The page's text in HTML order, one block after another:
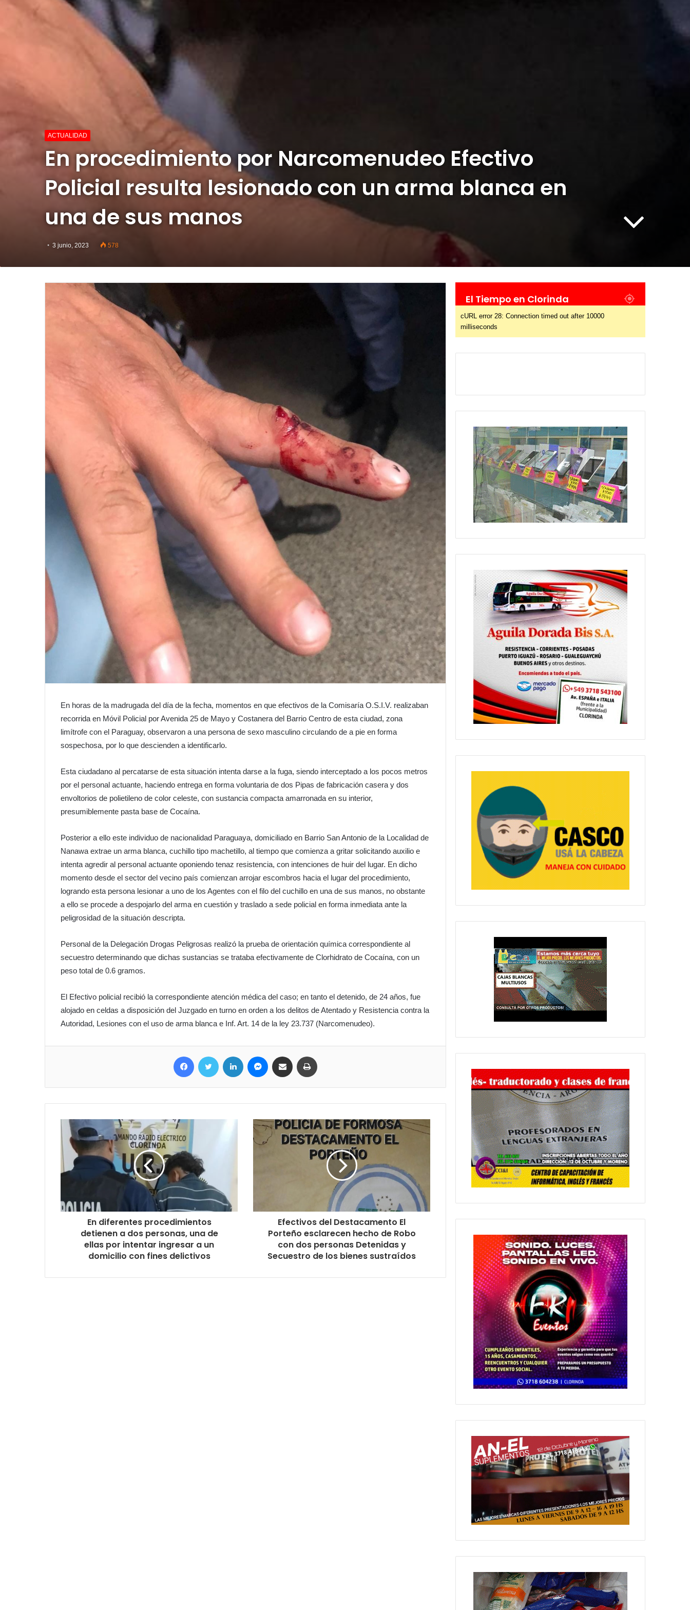
ACTUALIDAD
En procedimiento por Narcomenudeo Efectivo
Policial resulta lesionado con un arma blanca en
una de sus manos
3 junio, 2023 578
En horas de la madrugada del día de la fecha, momentos en que efectivos de la Comisaría O.S.I.V. realizaban
recorrida en Móvil Policial por Avenida 25 de Mayo y Costanera del Barrio Centro de esta ciudad, zona
limítrofe con el Paraguay, observaron a una persona de sexo masculino circulando de a pie en forma
sospechosa, por lo que descienden a identificarlo.
Esta ciudadano al percatarse de esta situación intenta darse a la fuga, siendo interceptado a los pocos metros
por el personal actuante, haciendo entrega en forma voluntaria de dos Pipas de fabricación casera y dos
envoltorios de polietileno de color celeste, con sustancia compacta amarronada en su interior,
presumiblemente pasta base de Cocaína.
Posterior a ello este individuo de nacionalidad Paraguaya, domiciliado en Barrio San Antonio de la Localidad de
Nanawa extrae un arma blanca, cuchillo tipo machetillo, al tiempo que comienza a gritar solicitando auxilio e
intenta agredir al personal actuante oponiendo tenaz resistencia, con intenciones de huir del lugar. En dicho
momento desde el sector del vecino país comienzan arrojar escombros hacia el lugar del procedimiento,
logrando esta persona lesionar a uno de los Agentes con el filo del cuchillo en una de sus manos, no obstante
a ello se procede a despojarlo del arma en cuestión y traslado a sede policial en forma inmediata ante la
peligrosidad de la situación descripta.
Personal de la Delegación Drogas Peligrosas realizó la prueba de orientación química correspondiente al
secuestro determinando que dichas sustancias se trataba efectivamente de Clorhidrato de Cocaína, con un
peso total de 0.6 gramos.
El Efectivo policial recibió la correspondiente atención médica del caso; en tanto el detenido, de 24 años, fue
alojado en celdas a disposición del Juzgado en turno en orden a los delitos de Atentado y Resistencia contra la
Autoridad, Lesiones con el uso de arma blanca e Inf. Art. 14 de la ley 23.737 (Narcomenudeo).
Facebook Twitter LinkedIn MessengerCompartir por correo electrónico
En diferentes procedimientos
detienen a dos personas, una de
ellas por intentar ingresar a un
domicilio con fines delictivos
Efectivos del Destacamento El
Porteño esclarecen hecho de Robo
con dos personas Detenidas y
Secuestro de los bienes sustraídos
El Tiempo en Clorinda
cURL error 28: Connection timed out after 10000
milliseconds